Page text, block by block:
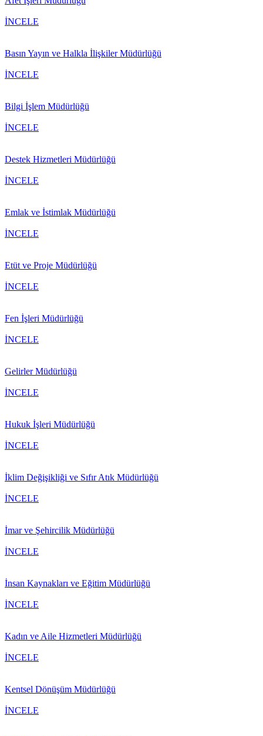
İNCELE
Basın Yayın ve Halkla İlişkiler Müdürlüğü
İNCELE
Bilgi İşlem Müdürlüğü
İNCELE
Destek Hizmetleri Müdürlüğü
İNCELE
Emlak ve İstimlak Müdürlüğü
İNCELE
Etüt ve Proje Müdürlüğü
İNCELE
Fen İşleri Müdürlüğü
İNCELE
Gelirler Müdürlüğü
İNCELE
Hukuk İşleri Müdürlüğü
İNCELE
İklim Değişikliği ve Sıfır Atık Müdürlüğü
İNCELE
İmar ve Şehircilik Müdürlüğü
İNCELE
İnsan Kaynakları ve Eğitim Müdürlüğü
İNCELE
Kadın ve Aile Hizmetleri Müdürlüğü
İNCELE
Kentsel Dönüşüm Müdürlüğü
İNCELE